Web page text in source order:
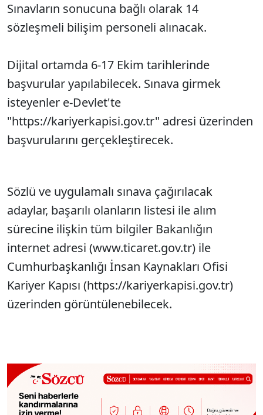
Sınavların sonucuna bağlı olarak 14
sözleşmeli bilişim personeli alınacak.
Dijital ortamda 6-17 Ekim tarihlerinde
başvurular yapılabilecek. Sınava girmek
isteyenler e-Devlet'te
"https://kariyerkapisi.gov.tr" adresi üzerinden
başvurularını gerçekleştirecek.
Sözlü ve uygulamalı sınava çağırılacak
adaylar, başarılı olanların listesi ile alım
sürecine ilişkin tüm bilgiler Bakanlığın
internet adresi (www.ticaret.gov.tr) ile
Cumhurbaşkanlığı İnsan Kaynakları Ofisi
Kariyer Kapısı (https://kariyerkapisi.gov.tr)
üzerinden görüntülenebilecek.